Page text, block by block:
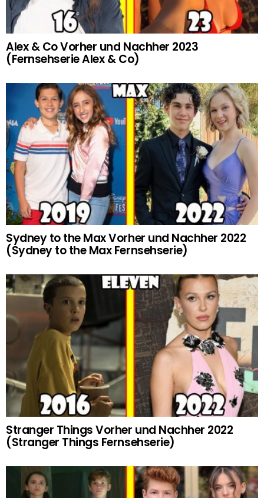
Alex & Co Vorher und Nachher 2023
(Fernsehserie Alex & Co)
Sydney to the Max Vorher und Nachher 2022
(Sydney to the Max Fernsehserie)
Stranger Things Vorher und Nachher 2022
(Stranger Things Fernsehserie)